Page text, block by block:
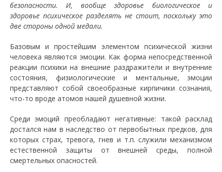
безопасности. И, вообще здоровье биологическое и
здоровье психическое разделять не стоит, поскольку это
две стороны одной медали.
Базовым и простейшим элементом психической жизни
человека являются эмоции. Как форма непосредственной
реакции психики на внешние раздражители и внутренние
состояния, физиологические и ментальные, эмоции
представляют собой своеобразные кирпичики сознания,
что-то вроде атомов нашей душевной жизни.
Среди эмоций преобладают негативные: такой расклад
достался нам в наследство от первобытных предков, для
которых страх, тревога, гнев и т.п. служили механизмом
естественной защиты от внешней среды, полной
смертельных опасностей.